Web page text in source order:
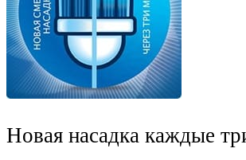
Новая насадка каждые